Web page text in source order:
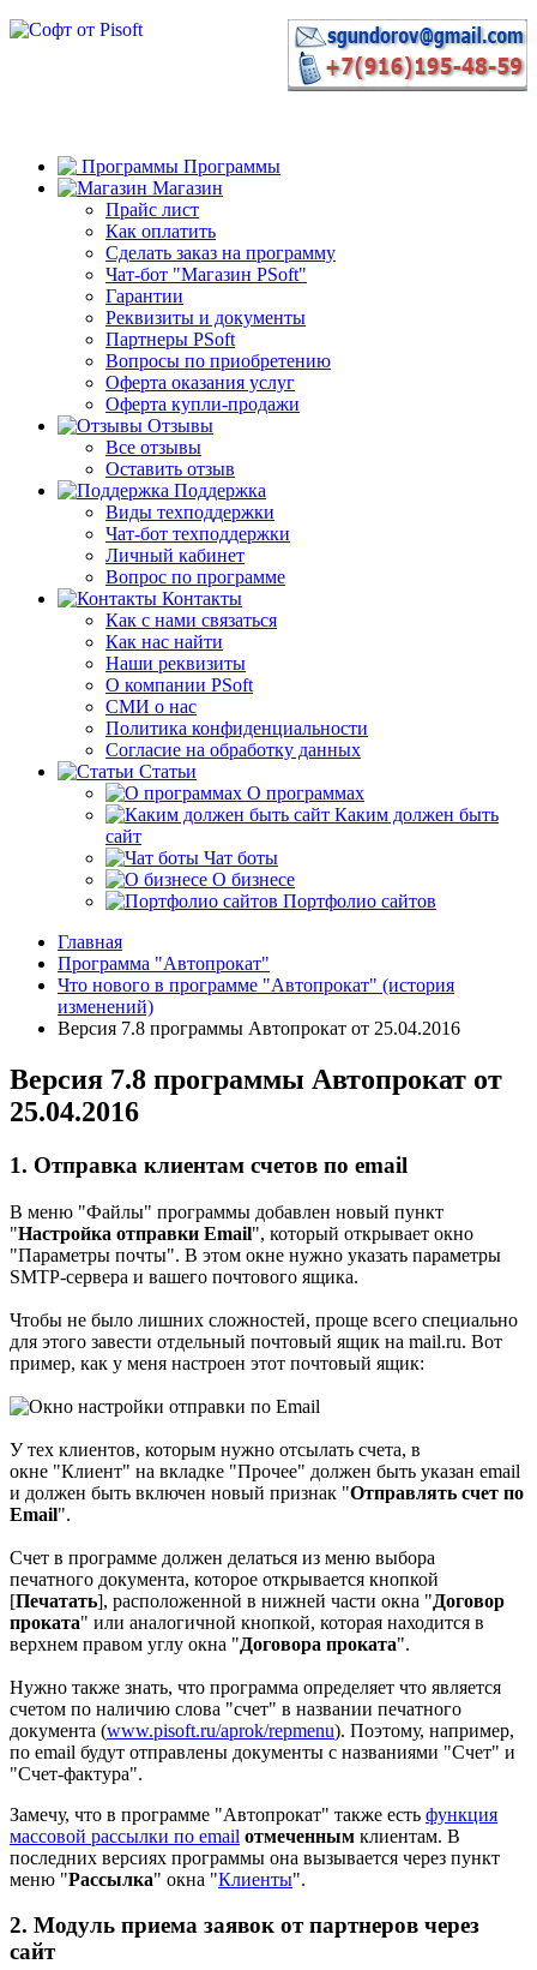
Программы
Магазин
Прайс лист
Как оплатить
Сделать заказ на программу
Чат-бот "Магазин PSoft"
Гарантии
Реквизиты и документы
Партнеры PSoft
Вопросы по приобретению
Оферта оказания услуг
Оферта купли-продажи
Отзывы
Все отзывы
Оставить отзыв
Поддержка
Виды техподдержки
Чат-бот техподдержки
Личный кабинет
Вопрос по программе
Контакты
Как с нами связаться
Как нас найти
Наши реквизиты
О компании PSoft
СМИ о нас
Политика конфиденциальности
Согласие на обработку данных
Статьи
О программах
Каким должен быть
сайт
Чат боты
О бизнесе
Портфолио сайтов
Главная
Программа "Автопрокат"
Что нового в программе "Автопрокат" (история
изменений)
Версия 7.8 программы Автопрокат от 25.04.2016
Версия 7.8 программы Автопрокат от
25.04.2016
1. Отправка клиентам счетов по email
В меню "Файлы" программы добавлен новый пункт
"Настройка отправки Email", который открывает окно
"Параметры почты". В этом окне нужно указать параметры
SMTP-сервера и вашего почтового ящика.
Чтобы не было лишних сложностей, проще всего специально
для этого завести отдельный почтовый ящик на mail.ru. Вот
пример, как у меня настроен этот почтовый ящик:
У тех клиентов, которым нужно отсылать счета, в
окне "Клиент" на вкладке "Прочее" должен быть указан email
и должен быть включен новый признак "Отправлять счет по
Email".
Счет в программе должен делаться из меню выбора
печатного документа, которое открывается кнопкой
[Печатать], расположенной в нижней части окна "Договор
проката" или аналогичной кнопкой, которая находится в
верхнем правом углу окна "Договора проката".
Нужно также знать, что программа определяет что является
счетом по наличию слова "счет" в названии печатного
документа (www.pisoft.ru/aprok/repmenu). Поэтому, например,
по email будут отправлены документы с названиями "Счет" и
"Счет-фактура".
Замечу, что в программе "Автопрокат" также есть функция
массовой рассылки по email отмеченным клиентам. В
последних версиях программы она вызывается через пункт
меню "Рассылка" окна "Клиенты".
2. Модуль приема заявок от партнеров через
сайт